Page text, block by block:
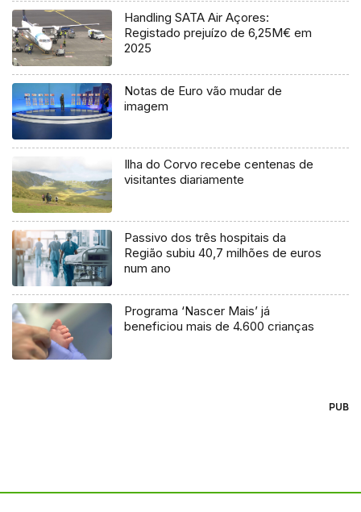
Handling SATA Air Açores:
Registado prejuízo de 6,25M€ em
2025
Notas de Euro vão mudar de
imagem
Ilha do Corvo recebe centenas de
visitantes diariamente
Passivo dos três hospitais da
Região subiu 40,7 milhões de euros
num ano
Programa ‘Nascer Mais’ já
beneficiou mais de 4.600 crianças
PUB